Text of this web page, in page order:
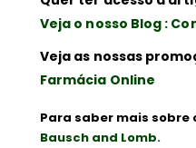
Veja o nosso Blog :
Veja as nossas
Farmácia Online
Para saber mais sobre
Bausch and Lomb.